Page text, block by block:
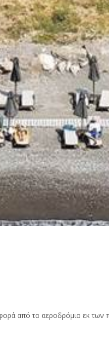
από το αεροδρόμιο εκ των